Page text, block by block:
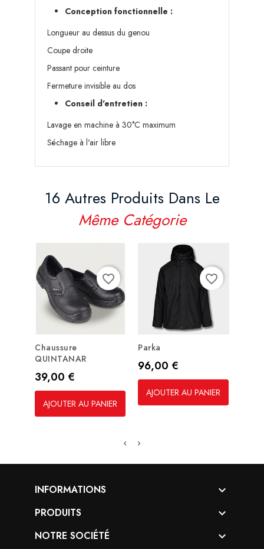
Conception fonctionnelle :
Longueur au dessus du genou
Coupe droite
Passant pour ceinture
Fermeture invisible au dos
Conseil d'entretien :
Lavage en machine à 30°C maximum
Séchage à l'air libre
16 Autres Produits Dans Le
Même Catégorie
Chaussure
QUINTANAR
Prix
39,00 €
AJOUTER AU PANIER
favorite_border
Parka
Prix
96,00 €
AJOUTER AU PANIER
favorite_border
INFORMATIONS 
PRODUITS 
NOTRE SOCIÉTÉ 